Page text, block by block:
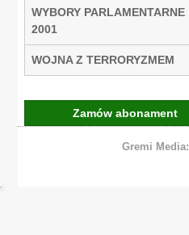
WYBORY PARLAMENTARNE
2001
WOJNA Z TERRORYZMEM
Zamów abonament
Gremi Media: